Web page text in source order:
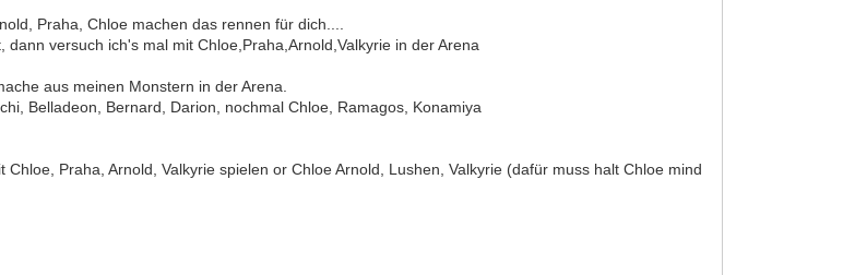
Praha, Chloe machen das rennen für dich....
versuch ich's mal mit Chloe,Praha,Arnold,Valkyrie in der Arena
aus meinen Monstern in der Arena.
Belladeon, Bernard, Darion, nochmal Chloe, Ramagos, Konamiya
Praha, Arnold, Valkyrie spielen or Chloe Arnold, Lushen, Valkyrie (dafür muss halt Chloe mind